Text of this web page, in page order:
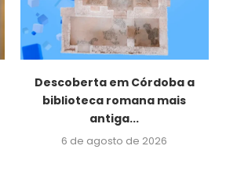
Descoberta em Córdoba a
biblioteca romana mais
antiga...
6 de agosto de 2026